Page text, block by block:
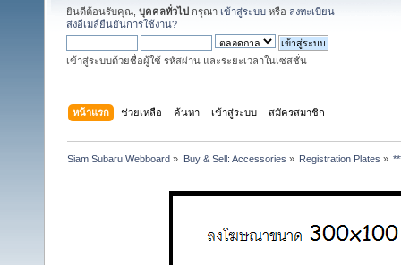
ยินดีต้อนรับคุณ, บุคคลทั่วไป กรุณา เข้าสู่ระบบ หรือ ลงทะเบียน
ส่งอีเมล์ยืนยันการใช้งาน?
เข้าสู่ระบบด้วยชื่อผู้ใช้ รหัสผ่าน และระยะเวลาในเซสชั่น
หน้าแรก ช่วยเหลือ ค้นหา เข้าสู่ระบบ สมัครสมาชิก
Siam Subaru Webboard » Buy & Sell: Accessories » Registration Plates »